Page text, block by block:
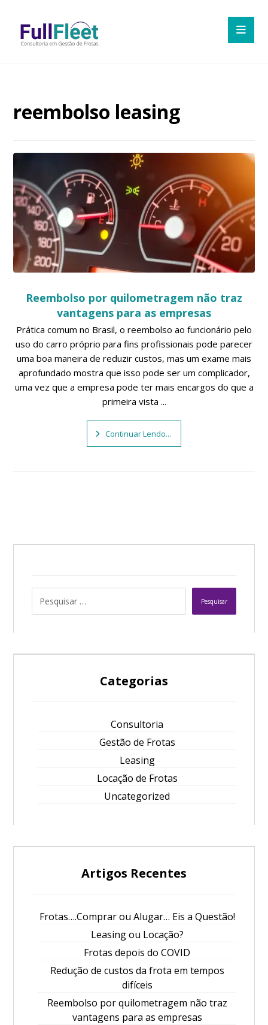
reembolso leasing
Reembolso por quilometragem não traz
vantagens para as empresas
Prática comum no Brasil, o reembolso ao funcionário pelo
uso do carro próprio para fins profissionais pode parecer
uma boa maneira de reduzir custos, mas um exame mais
aprofundado mostra que isso pode ser um complicador,
uma vez que a empresa pode ter mais encargos do que a
primeira vista ...
Continuar Lendo...
Pesquisar
Categorias
Consultoria
Gestão de Frotas
Leasing
Locação de Frotas
Uncategorized
Artigos Recentes
Frotas….Comprar ou Alugar… Eis a Questão!
Leasing ou Locação?
Frotas depois do COVID
Redução de custos da frota em tempos
difíceis
Reembolso por quilometragem não traz
vantagens para as empresas